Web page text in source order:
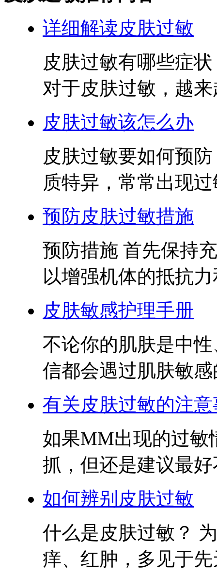
详细解读皮肤过敏
皮肤过敏有哪些症
对于皮肤过敏，越
皮肤过敏该怎么办
皮肤过敏要如何预
质特异，常常出现
预防皮肤过敏措施
预防措施 首先保持
以增强机体的抵抗
皮肤敏感护理手册
不论你的肌肤是中
信都会遇过肌肤敏
有关皮肤过敏的注
如果MM出现的过敏
抓，但还是建议最
如何辨别皮肤过敏
什么是皮肤过敏？
痒、红肿，多见于